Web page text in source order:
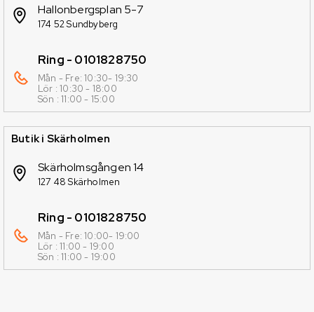
Hallonbergsplan 5-7
174 52 Sundbyberg
Ring - 0101828750
Mån - Fre: 10:30- 19:30
Lör : 10:30 - 18:00
Sön : 11:00 - 15:00
Butik i Skärholmen
Skärholmsgången 14
127 48 Skärholmen
Ring - 0101828750
Mån - Fre: 10:00- 19:00
Lör : 11:00 - 19:00
Sön : 11:00 - 19:00